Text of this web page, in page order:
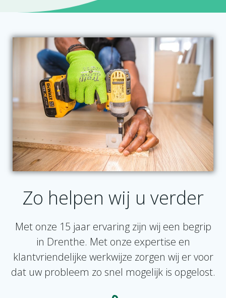
Zo helpen wij u verder
Met onze 15 jaar ervaring zijn wij een begrip
in Drenthe. Met onze expertise en
klantvriendelijke werkwijze zorgen wij er voor
dat uw probleem zo snel mogelijk is opgelost.